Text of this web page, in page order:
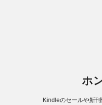
ホ
Kindleのセールや新